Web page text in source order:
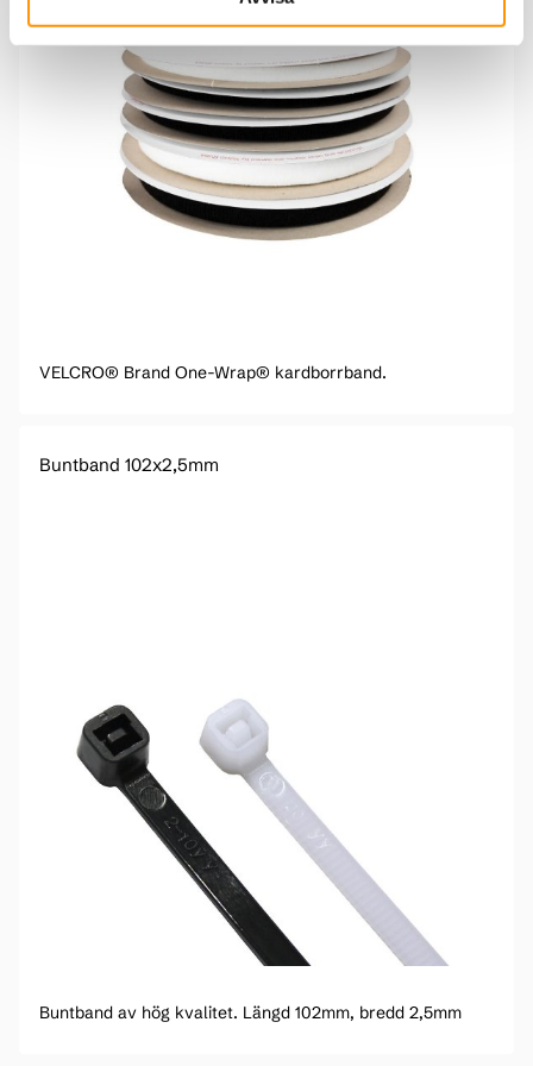
VELCRO® Brand One-Wrap® kardborrband.
Buntband 102x2,5mm
Buntband av hög kvalitet. Längd 102mm, bredd 2,5mm